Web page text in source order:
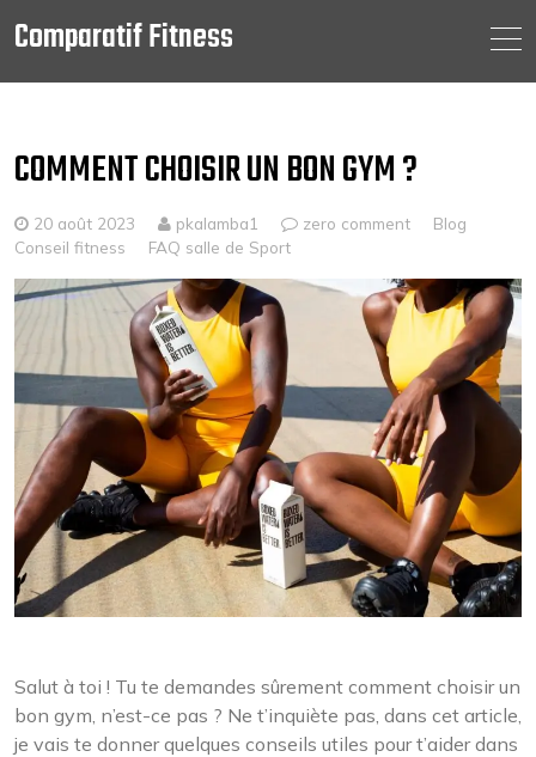
content
Comparatif Fitness
COMMENT CHOISIR UN BON GYM ?
20 août 2023 pkalamba1 zero comment
Blog
Conseil fitness
FAQ salle de Sport
Salut à toi ! Tu te demandes sûrement comment choisir un
bon gym, n’est-ce pas ? Ne t’inquiète pas, dans cet article,
je vais te donner quelques conseils utiles pour t’aider dans